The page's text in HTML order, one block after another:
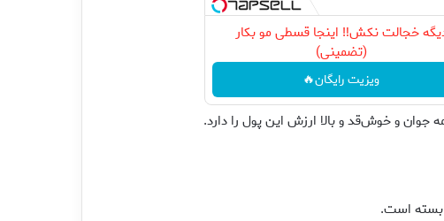
خجالت نکش‼️ اینجا قسطی مو بکار
(تضمینی)
ویزیت رایگان🔥